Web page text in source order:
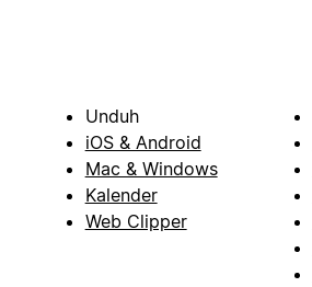
Unduh
iOS & Android
Mac & Windows
Kalender
Web Clipper